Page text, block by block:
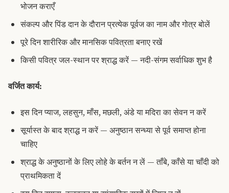
भोजन कराएँ
संकल्प और पिंड दान के दौरान प्रत्येक पूर्वज का नाम और गोत्र बोलें
पूरे दिन शारीरिक और मानसिक पवित्रता बनाए रखें
किसी पवित्र जल-स्थान पर श्राद्ध करें — नदी-संगम सर्वाधिक शुभ है
वर्जित कार्य:
इस दिन प्याज, लहसुन, माँस, मछली, अंडे या मदिरा का सेवन न करें
सूर्यास्त के बाद श्राद्ध न करें — अनुष्ठान सन्ध्या से पूर्व समाप्त होना
चाहिए
श्राद्ध के अनुष्ठानों के लिए लोहे के बर्तन न लें — ताँबे, काँसे या चाँदी को
प्राथमिकता दें